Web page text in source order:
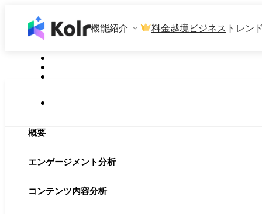
機能紹介 料金越境ビジネス トレン
概要
エンゲージメント分析
コンテンツ内容分析